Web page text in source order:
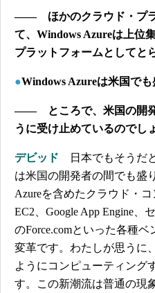
―― ほかのクラウド・プラ
て、Windows Azureは上位
プラットフォームとしてと
●Windows Azureは米国で
―― ところで、米国の開発
うに受け止めているのでし
デビッド 日本でもそうだ
は米国の開発者の間でも盛
Azureを含めたクラウド・
EC2、Google App Engine、
のForce.comといった各種
変革です。わたしが思うに
ようにコンピューティング
す。この新潮流は普通の現